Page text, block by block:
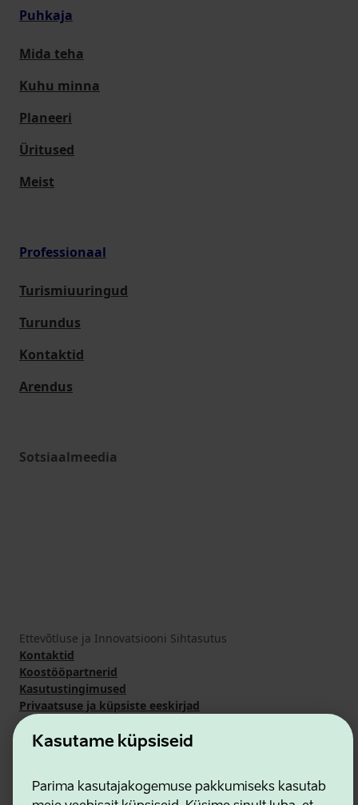
Kasutame küpsiseid
Parima kasutajakogemuse pakkumiseks kasutab
Puhkaja
Mida teha
Kuhu minna
Planeeri
Üritused
Meist
Professionaal
Turismiuuringud
Turundus
Kontaktid
Arendus
Sotsiaalmeedia
Ettevõtluse ja Innovatsiooni Sihtasutus
Kontaktid
Koostööpartnerid
Kasutustingimused
Privaatsuse ja küpsiste eeskirjad